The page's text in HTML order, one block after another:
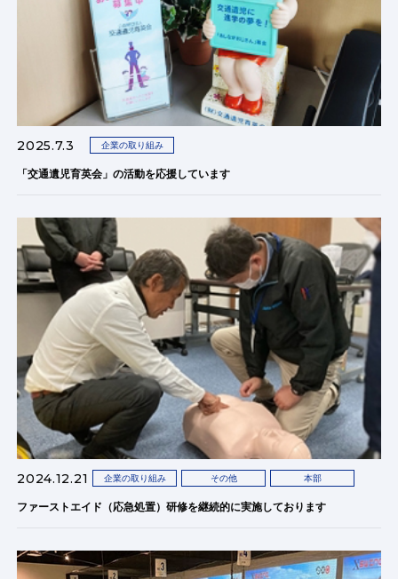
2025.7.3 企業の取り組み
「交通遺児育英会」の活動を応援しています
2024.12.21 企業の取り組み その他 本部
ファーストエイド（応急処置）研修を継続的に実施しております